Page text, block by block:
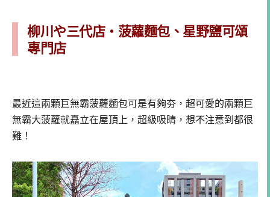
柳川や三代店・菠蘿麵包、星野鹽可頌
專門店
最近這兩顆巨無霸菠蘿麵包可是有夠夯，超可愛的兩顆巨
無霸大菠蘿就矗立在屋頂上，超級吸睛，想不注意到都很
難！